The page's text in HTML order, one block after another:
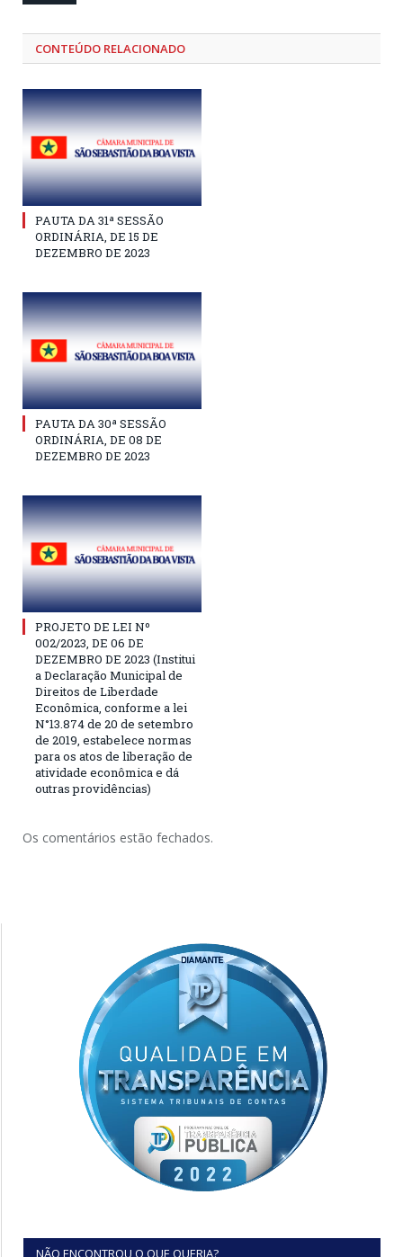
CONTEÚDO RELACIONADO
PAUTA DA 31ª SESSÃO
ORDINÁRIA, DE 15 DE
DEZEMBRO DE 2023
PAUTA DA 30ª SESSÃO
ORDINÁRIA, DE 08 DE
DEZEMBRO DE 2023
PROJETO DE LEI Nº
002/2023, DE 06 DE
DEZEMBRO DE 2023 (Institui
a Declaração Municipal de
Direitos de Liberdade
Econômica, conforme a lei
N°13.874 de 20 de setembro
de 2019, estabelece normas
para os atos de liberação de
atividade econômica e dá
outras providências)
Os comentários estão fechados.